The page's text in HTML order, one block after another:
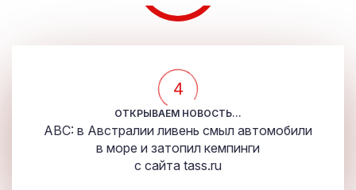
4
ОТКРЫВАЕМ НОВОСТЬ...
ABC: в Австралии ливень смыл автомобили
в море и затопил кемпинги
с сайта tass.ru